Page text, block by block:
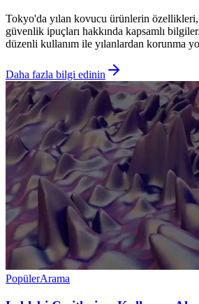
Tokyo'da yılan kovucu ürünlerin özellikleri,
güvenlik ipuçları hakkında kapsamlı
düzenli kullanım ile yılanlardan korunma
Daha fazla bilgi edinin
PopülerArama